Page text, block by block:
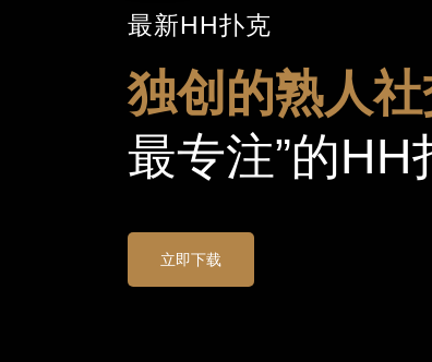
最新HH扑克
独创的熟人
最专注”的HH
立即下载